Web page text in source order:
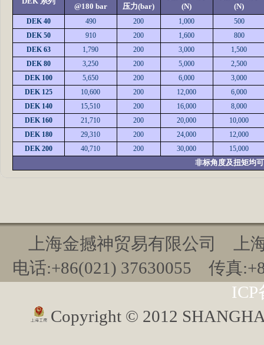
@180 bar
压力(bar)
(N)
(N)
DEK 40 490 200 1,000
500
DEK 50
910 200 1,600
800
DEK 63
1,790 200 3,000
1,500
DEK 80
3,250 200 5,000
2,500
DEK 100
5,650 200 6,000
3,000
DEK 125
10,600 200 12,000
6,000
DEK 140
15,510 200 16,000
8,000
DEK 160
21,710 200 20,000
10,000
DEK 180
29,310 200 24,000
12,000
DEK 200
40,710 200 30,000 15,000
非标角度及扭矩均
上海金撼神贸易有限公司 上
电话:+86(021) 37630055 传真
ICP
Copyright © 2012